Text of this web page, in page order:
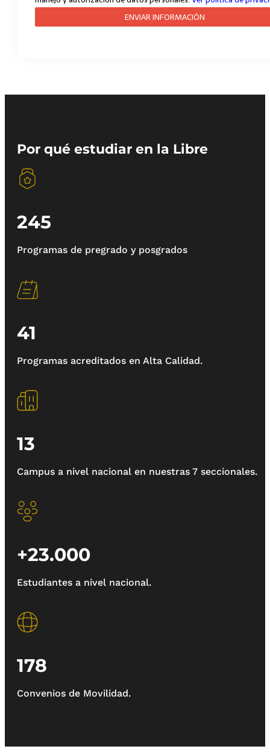
Por qué estudiar en la Libre
245
Programas de pregrado y posgrados
41
Programas acreditados en Alta Calidad.
13
Campus a nivel nacional en nuestras 7 seccionales.
+23.000
Estudiantes a nivel nacional.
178
Convenios de Movilidad.